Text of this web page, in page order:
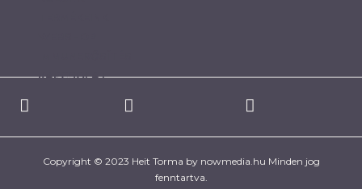
KAPCSOLAT
Copyright © 2023 Heit Torma by nowmedia.hu Minden jog
fenntartva.